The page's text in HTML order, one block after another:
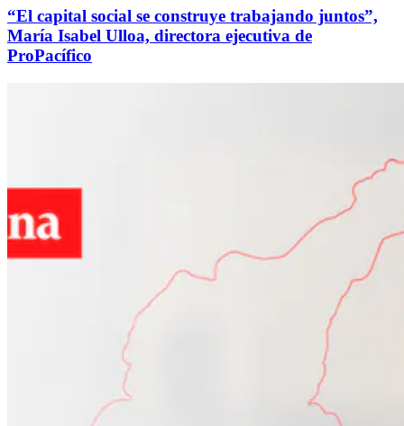
“El capital social se construye trabajando juntos”,
María Isabel Ulloa, directora ejecutiva de
ProPacífico